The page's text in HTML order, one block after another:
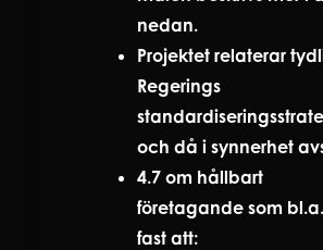
nedan.
Projektet relaterar
Regerings
och då i synnerhet
4.7 om hållbart
företagande som
fast att: